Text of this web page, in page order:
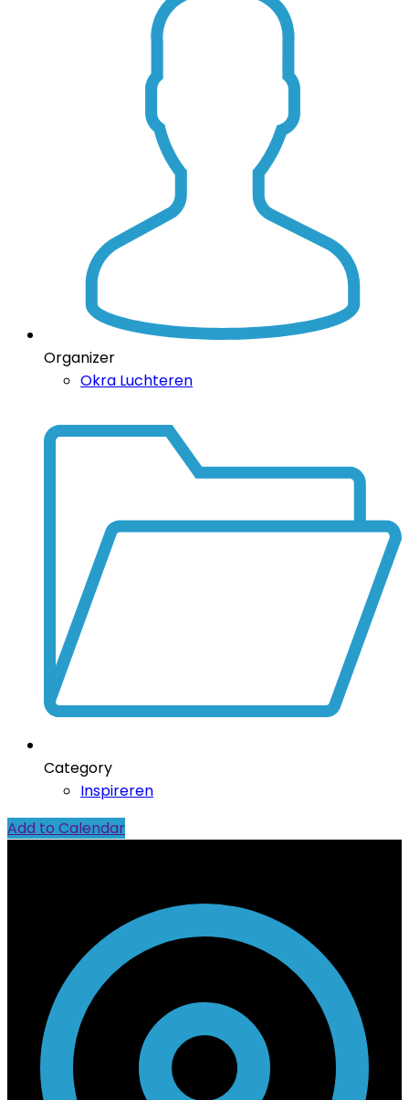
Organizer
Okra Luchteren
Category
Inspireren
Add to Calendar